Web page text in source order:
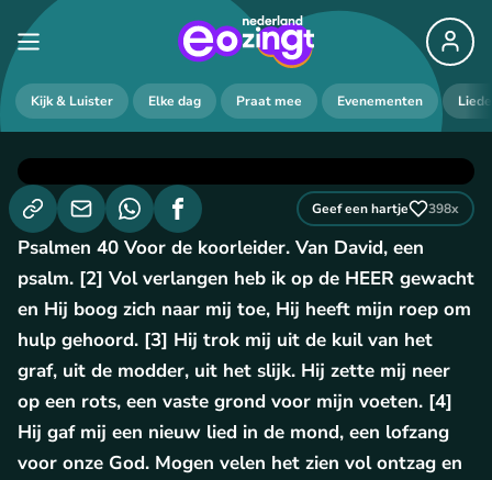
Kijk & Luister Elke dag Praat mee Evenementen
Geef een hartje 398x
Psalmen 40 Voor de koorleider. Van David, een
psalm. [2] Vol verlangen heb ik op de HEER gewacht
en Hij boog zich naar mij toe, Hij heeft mijn roep om
hulp gehoord. [3] Hij trok mij uit de kuil van het
graf, uit de modder, uit het slijk. Hij zette mij neer
op een rots, een vaste grond voor mijn voeten. [4]
Hij gaf mij een nieuw lied in de mond, een lofzang
voor onze God. Mogen velen het zien vol ontzag en